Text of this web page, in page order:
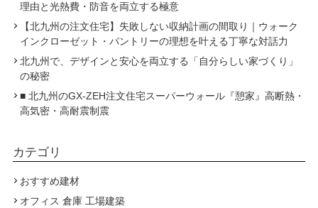
理由と光熱費・防音を両立する極意
【北九州の注文住宅】失敗しない収納計画の間取り｜ウォーク
インクローゼット・パントリーの理想を叶える丁寧な対話力
北九州で、デザインと安心を両立する「自分らしい家づくり」
の秘密
■ 北九州のGX-ZEH注文住宅スーパーウォール『憩家』高断熱・
高気密・高耐震制震
カテゴリ
おすすめ建材
オフィス 倉庫 工場建築